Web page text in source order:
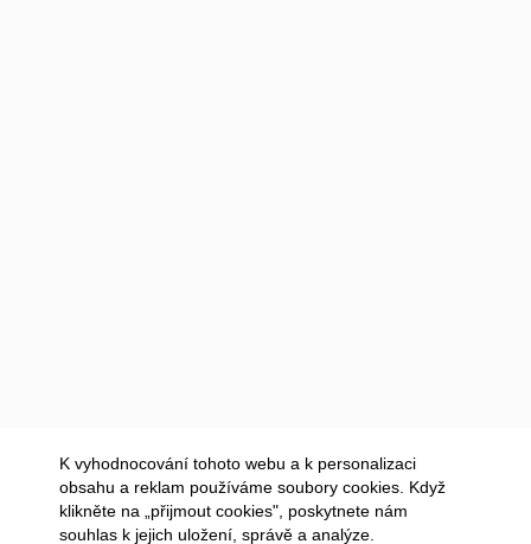
K vyhodnocování tohoto webu a k personalizaci
obsahu a reklam používáme soubory cookies. Když
klikněte na „přijmout cookies", poskytnete nám
souhlas k jejich uložení, správě a analýze.